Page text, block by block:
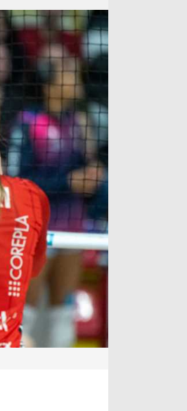
آراء حرة
ركن الألعاب